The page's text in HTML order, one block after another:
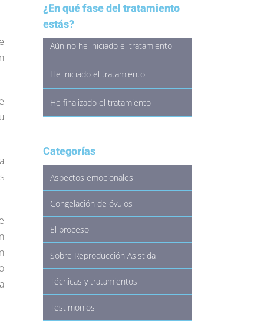
¿En qué fase del tratamiento
estás?
Aún no he iniciado el tratamiento
He iniciado el tratamiento
He finalizado el tratamiento
Categorías
Aspectos emocionales
Congelación de óvulos
El proceso
Sobre Reproducción Asistida
Técnicas y tratamientos
Testimonios